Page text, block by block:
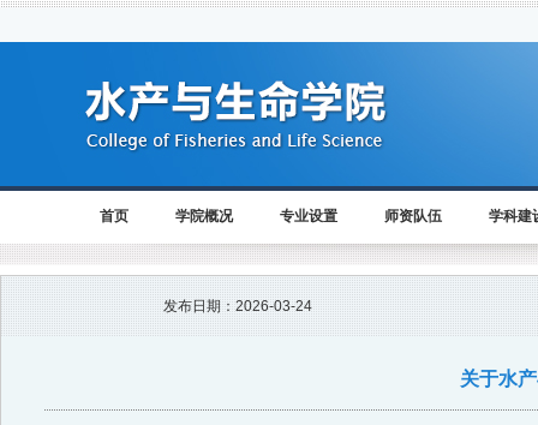
首页 学院概况 专业设置 师资队伍 学科建
发布日期：2026-03-24
关于水